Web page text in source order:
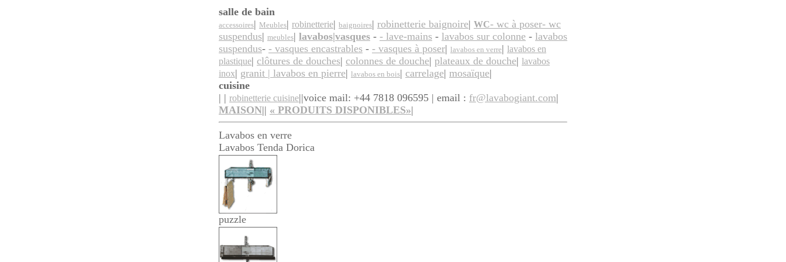
salle de bain
accessoires| Meubles| robinetterie| baignoires| robinetterie baignoire| WC- wc à poser- wc
suspendus| meubles| lavabos|vasques - - lave-mains - lavabos sur colonne - lavabos
suspendus- - vasques encastrables - - vasques à poser| lavabos en verre| lavabos en
plastique| clôtures de douches| colonnes de douche| plateaux de douche| lavabos
inox| granit | lavabos en pierre| lavabos en bois| carrelage| mosaïque|
cuisine
| | robinetterie cuisine||voice mail: +44 7818 096595 | email : fr@lavabogiant.com|
MAISON|| « PRODUITS DISPONIBLES»|
Lavabos en verre
Lavabos Tenda Dorica
puzzle